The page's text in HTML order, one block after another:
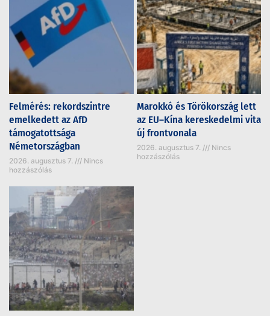
Felmérés: rekordszintre
emelkedett az AfD
támogatottsága
Németországban
2026. augusztus 7.
Nincs
hozzászólás
Marokkó és Törökország lett
az EU–Kína kereskedelmi vita
új frontvonala
2026. augusztus 7.
Nincs
hozzászólás